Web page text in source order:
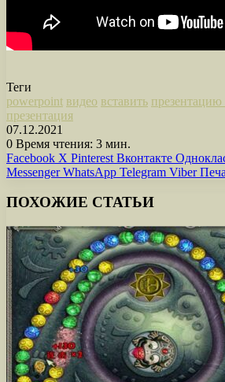
Теги
powerpoint видео вставить
презентация
07.12.2021
0 Время чтения: 3 мин.
Facebook X Pinterest Вконтакте
Messenger WhatsApp Telegram Viber
ПОХОЖИЕ СТАТЬИ